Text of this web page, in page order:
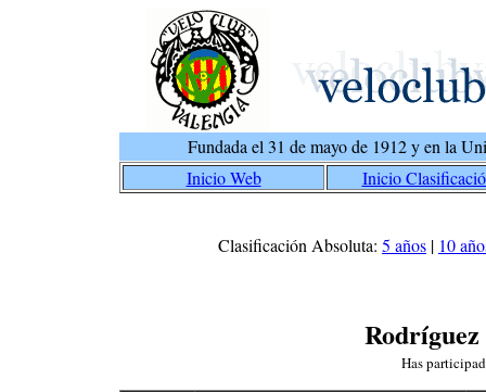
Fundada el 31 de mayo de 1912 y en la
Inicio Web
Inicio
Clasificación Absoluta: 5 años | 10
Has